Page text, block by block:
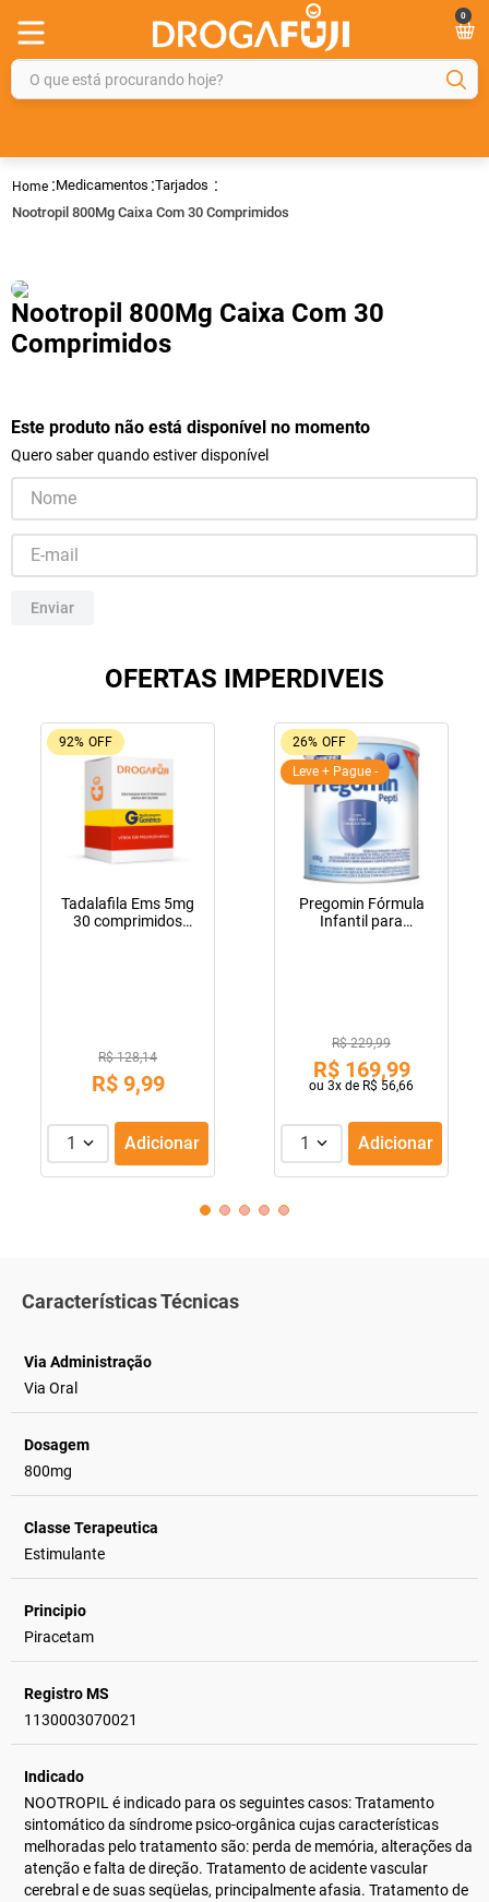
0
O que está procurando hoje?
Medicamentos Tarjados
Nootropil 800Mg Caixa Com 30 Comprimidos
Nootropil 800Mg Caixa Com 30
Comprimidos
Este produto não está disponível no momento
Quero saber quando estiver disponível
Enviar
OFERTAS IMPERDIVEIS
92% OFF
Tadalafila Ems 5mg
30 comprimidos
R$ 128,14
R$ 9,99
1 Adicionar
26% OFF
Leve + Pague -
Pregomin Fórmula
Infantil para
R$ 229,99
R$ 169,99
ou 3x de R$ 56,66
1 Adicionar
Características Técnicas
Via Administração
Via Oral
Dosagem
800mg
Classe Terapeutica
Estimulante
Principio
Piracetam
Registro MS
1130003070021
Indicado
NOOTROPIL é indicado para os seguintes casos: Tratamento
sintomático da síndrome psico-orgânica cujas características
melhoradas pelo tratamento são: perda de memória, alterações da
atenção e falta de direção. Tratamento de acidente vascular
cerebral e de suas seqüelas, principalmente afasia. Tratamento de
2º
gelmax
4º
5º
protetor solar
6º
shampoo
8º
tadalafila
fraldas geriátricas